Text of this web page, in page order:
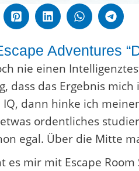
Adventures
nie einen
dass das Ergebnis
dann hinke ich
ordentliches
egal. Über die Mitte
es mir mit Escape